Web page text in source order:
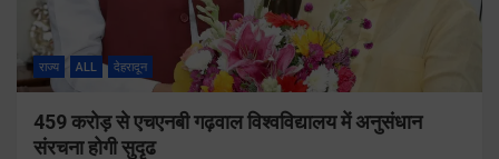
राज्य ALL देहरादून
459 करोड़ से एचएनबी गढ़वाल विश्वविद्यालय में अनुसंधान
संरचना होगी सुदृढ